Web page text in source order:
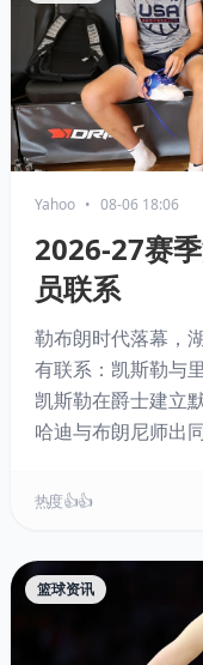
Yahoo • 08-06 18:06
2026-27赛
员联系
勒布朗时代落幕，
有联系：凯斯勒与
凯斯勒在爵士建立
哈迪与布朗尼师出
热度 👍👍
篮球资讯